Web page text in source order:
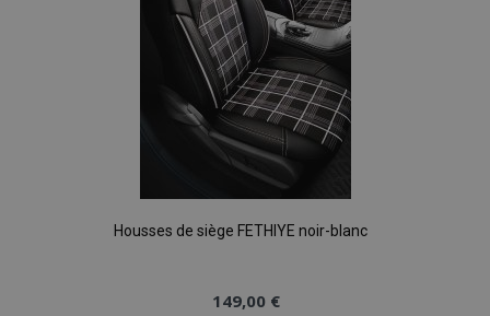
Housses de siège FETHIYE noir-blanc
149,00 €